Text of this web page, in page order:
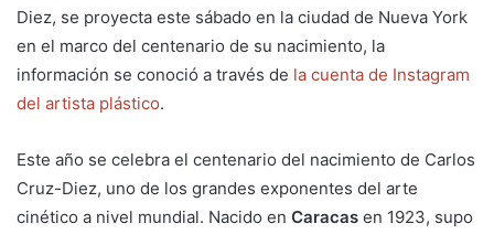
Diez, se proyecta este sábado en la ciudad de Nueva York
en el marco del centenario de su nacimiento, la
información se conoció a través de la cuenta de Instagram
del artista plástico.
Este año se celebra el centenario del nacimiento de Carlos
Cruz-Diez, uno de los grandes exponentes del arte
cinético a nivel mundial. Nacido en Caracas en 1923, supo